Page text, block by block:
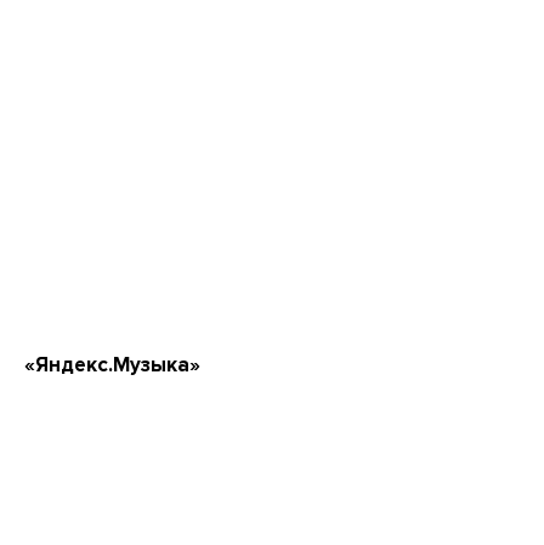
«Яндекс.Музыка»